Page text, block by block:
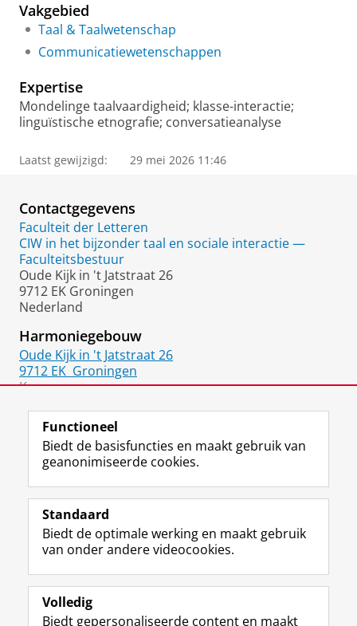
r
c
h
r
t
a
Vakgebied
Taal & Taalwetenschap
Communicatiewetenschappen
Expertise
Mondelinge taalvaardigheid; klasse-interactie;
linguïstische etnografie; conversatieanalyse
Laatst gewijzigd: 29 mei 2026 11:46
Contactgegevens
Faculteit der Letteren
CIW in het bijzonder taal en sociale interactie —
Faculteitsbestuur
Oude Kijk in 't Jatstraat 26
9712 EK Groningen
Nederland
Harmoniegebouw
Oude Kijk in 't Jatstraat 26
9712 EK Groningen
Kamer:
Volg de RUG
F
a
e
b
o
p
L
i
k
e
I
-
R
S
-
f
e
R
I
n
t
r
m
Y
o
T
e
k
Studiekiezers
Alumni
Functioneel
Biedt de basisfuncties en maakt gebruik van
geanonimiseerde cookies.
Standaard
Biedt de optimale werking en maakt gebruik
van onder andere videocookies.
Volledig
Biedt gepersonaliseerde content en maakt